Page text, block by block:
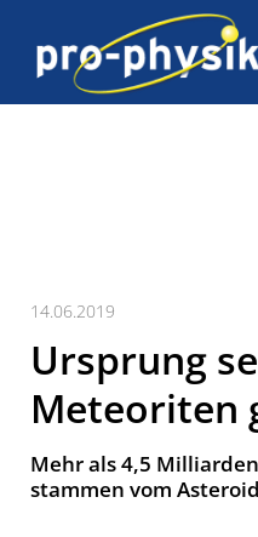
14.06.2019
Ursprung
Meteoriten
Mehr als 4,5
stammen vom